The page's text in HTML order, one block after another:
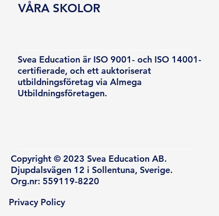
Svea Education är ISO 9001- och ISO 14001-
certifierade, och ett auktoriserat
utbildningsföretag via Almega
Utbildningsföretagen.
Copyright © 2023 Svea Education AB.
Djupdalsvägen 12 i Sollentuna, Sverige.
Org.nr: 559119-8220
VÅRA SKOLOR
Privacy Policy